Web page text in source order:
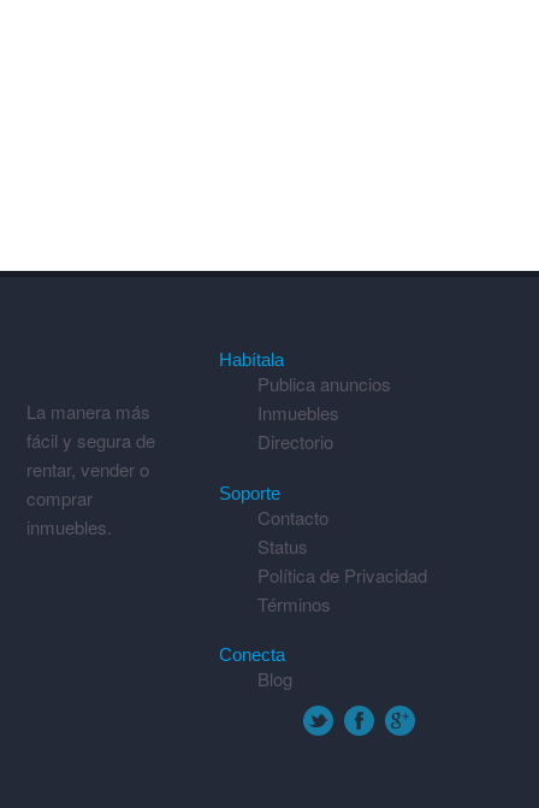
La manera más
fácil y segura de
rentar, vender o
comprar
inmuebles.
Habítala
Publica anuncios
Inmuebles
Directorio
Soporte
Contacto
Status
Política de Privacidad
Términos
Conecta
Blog